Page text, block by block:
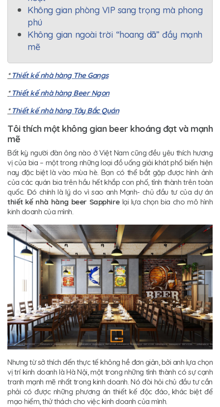
Không gian phòng VIP sang trọng mà phong
phú
Không gian ngoài trời “hoang dã” đầy mạnh
mẽ
* Thiết kế nhà hàng The Gangs
*Thiết kế nhà hàng Beer Ngon
* Thiết kế nhà hàng Tây Bắc Quán
Tôi thích một không gian beer khoáng đạt và mạnh
mẽ
Bất kỳ người đàn ông nào ở Việt Nam cũng đều yêu thích hương
vị của bia – một trong những loại đồ uống giải khát phổ biến hiện
nay đặc biệt là vào mùa hè. Bạn có thể bắt gặp được hình ảnh
của các quán bia trên hầu hết khắp con phố, tỉnh thành trên toàn
quốc. Đó chính là lý do vì sao anh Mạnh- chủ đầu tư của dự án
thiết kế nhà hàng beer Sapphirelại lựa chọn bia cho mô hình
kinh doanh của mình.
Nhưng từ sở thích đến thực tế không hề đơn giản, bởi anh lựa chọn
vị trí kinh doanh là Hà Nội, một trong những tỉnh thành có sự cạnh
tranh mạnh mẽ nhất trong kinh doanh. Nó đòi hỏi chủ đầu tư cần
phải có được những phương án thiết kế độc đáo, khác biệt để
mạo hiểm, thử thách cho việc kinh doanh của mình.